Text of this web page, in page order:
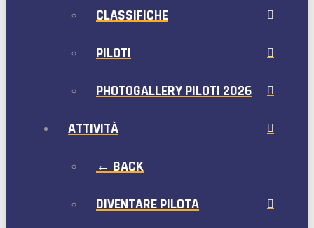
CLASSIFICHE
PILOTI
PHOTOGALLERY PILOTI 2026
ATTIVITÀ
← BACK
DIVENTARE PILOTA